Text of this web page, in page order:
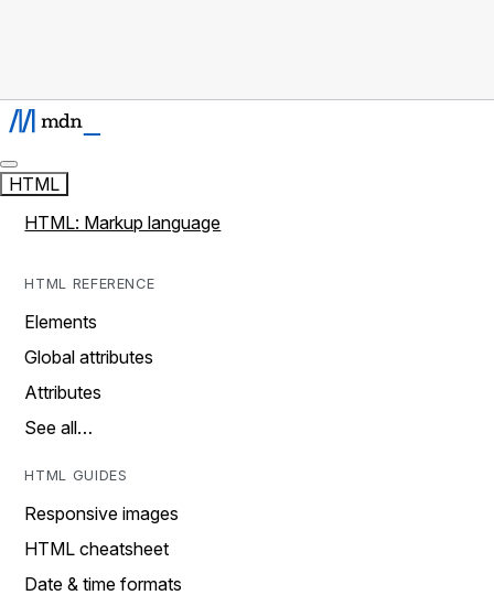
HTML
HTML: Markup language
HTML REFERENCE
Elements
Global attributes
Attributes
See all…
HTML GUIDES
Responsive images
HTML cheatsheet
Date & time formats